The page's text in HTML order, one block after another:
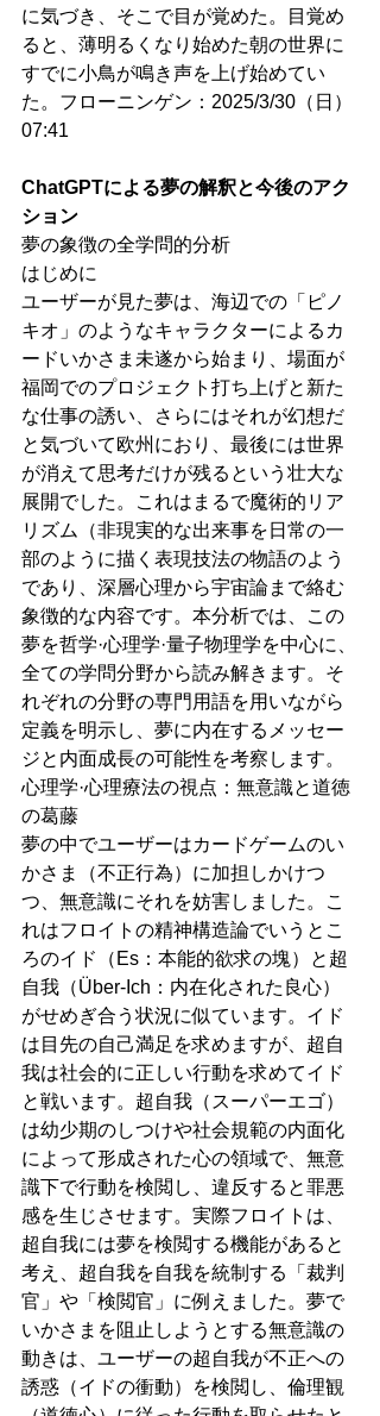
に気づき、そこで目が覚めた。目覚め
ると、薄明るくなり始めた朝の世界に
すでに小鳥が鳴き声を上げ始めてい
た。フローニンゲン：2025/3/30（日）
07:41
ChatGPTによる夢の解釈と今後のアク
ション
夢の象徴の全学問的分析
はじめに
ユーザーが見た夢は、海辺での「ピノ
キオ」のようなキャラクターによるカ
ードいかさま未遂から始まり、場面が
福岡でのプロジェクト打ち上げと新た
な仕事の誘い、さらにはそれが幻想だ
と気づいて欧州におり、最後には世界
が消えて思考だけが残るという壮大な
展開でした。これはまるで魔術的リア
リズム（非現実的な出来事を日常の一
部のように描く表現技法の物語のよう
であり、深層心理から宇宙論まで絡む
象徴的な内容です。本分析では、この
夢を哲学·心理学·量子物理学を中心に、
全ての学問分野から読み解きます。そ
れぞれの分野の専門用語を用いながら
定義を明示し、夢に内在するメッセー
ジと内面成長の可能性を考察します。
心理学·心理療法の視点：無意識と道徳
の葛藤
夢の中でユーザーはカードゲームのい
かさま（不正行為）に加担しかけつ
つ、無意識にそれを妨害しました。こ
れはフロイトの精神構造論でいうとこ
ろのイド（Es：本能的欲求の塊）と超
自我（Über-Ich：内在化された良心）
がせめぎ合う状況に似ています。イド
は目先の自己満足を求めますが、超自
我は社会的に正しい行動を求めてイド
と戦います。超自我（スーパーエゴ）
は幼少期のしつけや社会規範の内面化
によって形成された心の領域で、無意
識下で行動を検閲し、違反すると罪悪
感を生じさせます。実際フロイトは、
超自我には夢を検閲する機能があると
考え、超自我を自我を統制する「裁判
官」や「検閲官」に例えました。夢で
いかさまを阻止しようとする無意識の
動きは、ユーザーの超自我が不正への
誘惑（イドの衝動）を検閲し、倫理観